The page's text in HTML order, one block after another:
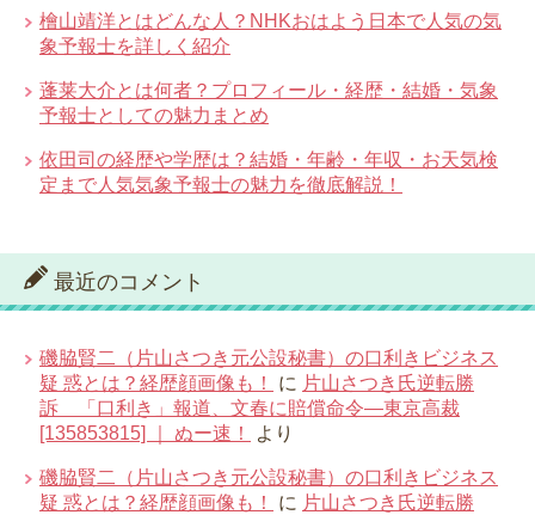
檜山靖洋とはどんな人？NHKおはよう日本で人気の気
象予報士を詳しく紹介
蓬莱大介とは何者？プロフィール・経歴・結婚・気象
予報士としての魅力まとめ
依田司の経歴や学歴は？結婚・年齢・年収・お天気検
定まで人気気象予報士の魅力を徹底解説！
最近のコメント
磯脇賢二（片山さつき元公設秘書）の口利きビジネス
疑 惑とは？経歴顔画像も！
に 片山さつき氏逆転勝
訴 「口利き」報道、文春に賠償命令―東京高裁
[135853815] ｜ ぬー速！
より
磯脇賢二（片山さつき元公設秘書）の口利きビジネス
疑 惑とは？経歴顔画像も！
に 片山さつき氏逆転勝